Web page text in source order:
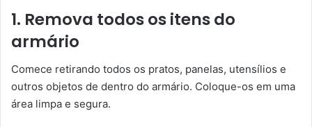
1. Remova todos os itens do
armário
Comece retirando todos os pratos, panelas, utensílios e
outros objetos de dentro do armário. Coloque-os em uma
área limpa e segura.